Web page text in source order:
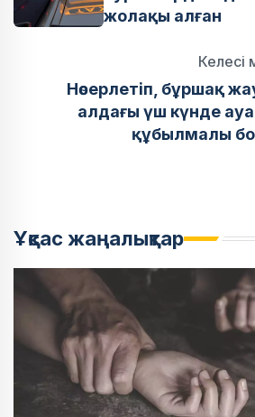
жолақы алған
Келесі
Нөсерлетіп, бұршақ
алдағы үш күнде
құбылмалы
Ұқсас жаңалықтар